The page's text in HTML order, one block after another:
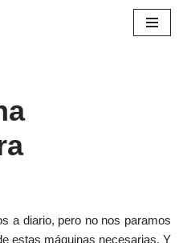
a diario, pero no nos paramos
estas máquinas necesarias. Y